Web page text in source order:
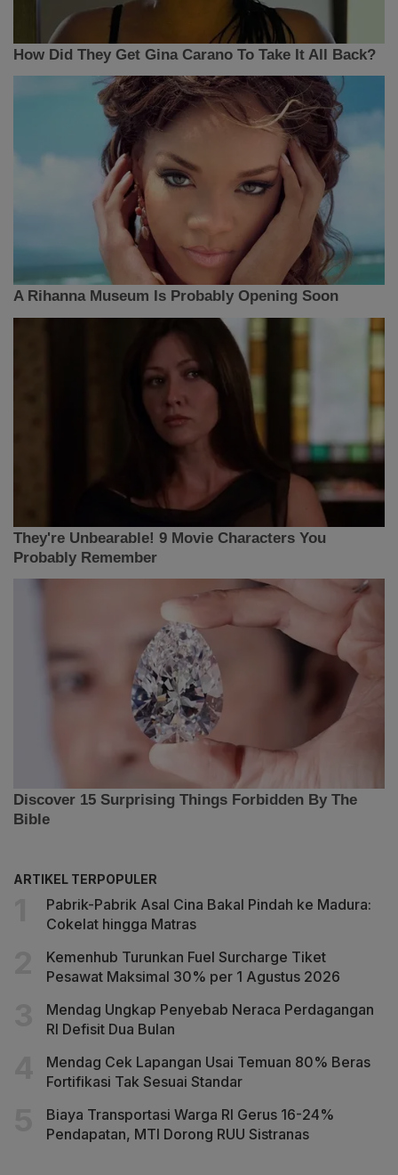
ARTIKEL TERPOPULER
Pabrik-Pabrik Asal Cina Bakal Pindah ke Madura:
Cokelat hingga Matras
Kemenhub Turunkan Fuel Surcharge Tiket
Pesawat Maksimal 30% per 1 Agustus 2026
Mendag Ungkap Penyebab Neraca Perdagangan
RI Defisit Dua Bulan
Mendag Cek Lapangan Usai Temuan 80% Beras
Fortifikasi Tak Sesuai Standar
Biaya Transportasi Warga RI Gerus 16-24%
Pendapatan, MTI Dorong RUU Sistranas